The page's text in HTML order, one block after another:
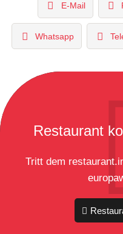
E-Mail
Whatsapp
Restaurant
Tritt dem